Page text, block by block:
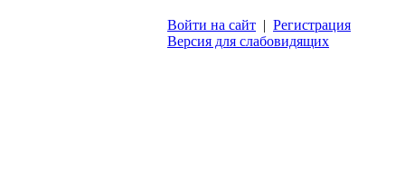
Войти на сайт | Регистрация
Версия для слабовидящих